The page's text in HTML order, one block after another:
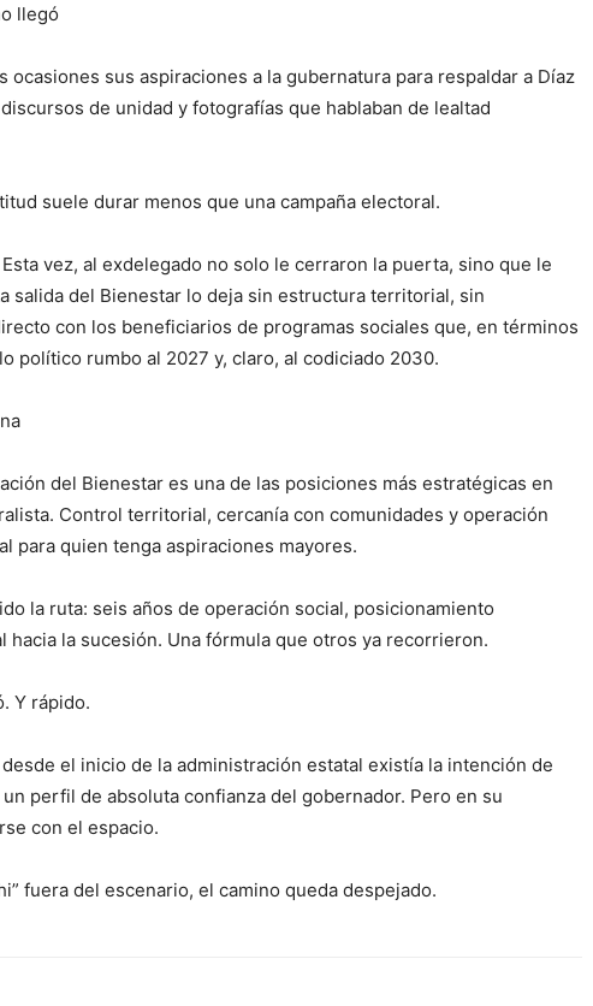
llegó
ocasiones sus aspiraciones a la gubernatura para respaldar a Díaz
de unidad y fotografías que hablaban de lealtad
suele durar menos que una campaña electoral.
vez, al exdelegado no solo le cerraron la puerta, sino que le
salida del Bienestar lo deja sin estructura territorial, sin
con los beneficiarios de programas sociales que, en términos
político rumbo al 2027 y, claro, al codiciado 2030.
del Bienestar es una de las posiciones más estratégicas en
Control territorial, cercanía con comunidades y operación
para quien tenga aspiraciones mayores.
la ruta: seis años de operación social, posicionamiento
hacia la sucesión. Una fórmula que otros ya recorrieron.
Y rápido.
el inicio de la administración estatal existía la intención de
perfil de absoluta confianza del gobernador. Pero en su
con el espacio.
fuera del escenario, el camino queda despejado.